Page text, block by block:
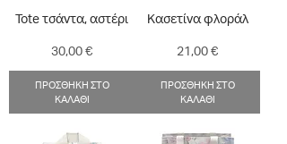
Tote τσάντα, αστέρι
Τιμή
30,00 €
ΠΡΟΣΘΗΚΗ ΣΤΟ
ΚΑΛΑΘΙ
Κασετίνα φλοράλ
Τιμή
21,00 €
ΠΡΟΣΘΗΚΗ ΣΤΟ
ΚΑΛΑΘΙ